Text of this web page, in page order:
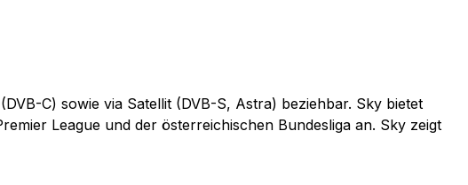
C) sowie via Satellit (DVB-S, Astra) beziehbar. Sky bietet
League und der österreichischen Bundesliga an. Sky zeigt